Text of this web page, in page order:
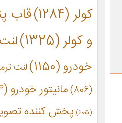
کولر(1284)
قاب
و کولر(1325)
خودرو(1150)
لنت
(806)
مانیتور خودرو(1004)
(605)
پخش کننده